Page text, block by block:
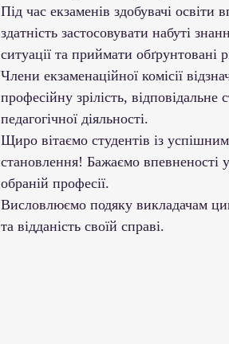
Під час екзаменів здобувачі
здатність застосовувати набуті
ситуації та приймати обґрунтовані
Члени екзаменаційної комісії
професійну зрілість,
педагогічної діяльності.
Щиро вітаємо студентів із
становлення! Бажаємо впевненості
обраній професії.
Висловлюємо подяку викладачам
та відданість своїй справі.